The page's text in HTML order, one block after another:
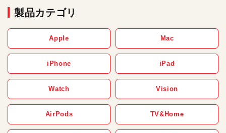
製品カテゴリ
Apple Mac
iPhone iPad
Watch Vision
AirPods TV&Home